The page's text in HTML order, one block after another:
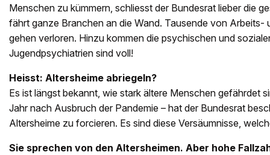
Menschen zu kümmern, schliesst der Bundesrat lieber die
fährt ganze Branchen an die Wand. Tausende von Arbeits-
gehen verloren. Hinzu kommen die psychischen und
Jugendpsychiatrien sind voll!
Heisst: Altersheime abriegeln?
Es ist längst bekannt, wie stark ­ältere Menschen gefährdet
Jahr nach Ausbruch der Pandemie – hat der Bundesrat
Altersheime zu forcieren. Es sind diese Versäumnisse,
Sie sprechen von den Alters­heimen. Aber hohe